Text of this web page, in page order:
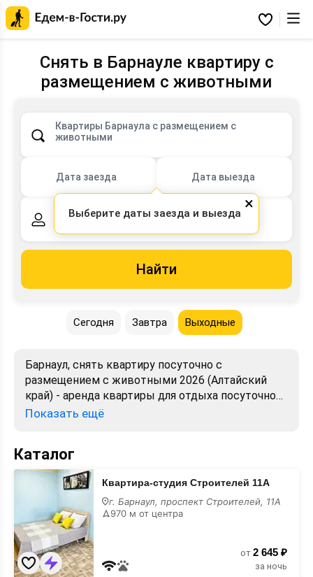
Избранное
Снять в Барнауле квартиру с
размещением с животными
Квартиры Барнаула с размещением с
животными
Дата заезда Дата выезда
2 взрослых, 0 детей
Найти
Сегодня Завтра Выходные
Барнаул, снять квартиру посуточно с
размещением с животными 2026 (Алтайский
край) - аренда квартиры для отдыха посуточно
недорого. Можно снять на сутки. Лучшие цены,
Показать ещё
Каталог
Квартира-
размещением
с
животными
Квартира-студия Строителей 11А
г. Барнаул, проспект Строителей, 11А
970 м от центра
от 2 645 ₽
за ночь
×
Выберите даты заезда и выезда